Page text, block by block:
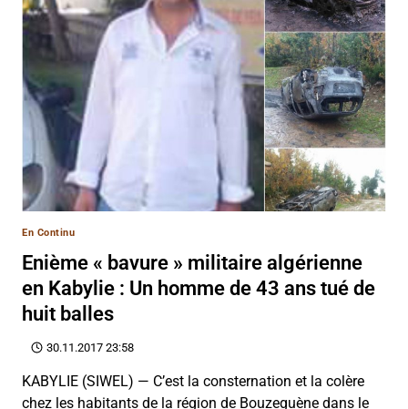
En Continu
Enième « bavure » militaire algérienne
en Kabylie : Un homme de 43 ans tué de
huit balles
30.11.2017 23:58
KABYLIE (SIWEL) — C’est la consternation et la colère
chez les habitants de la région de Bouzeguène dans le